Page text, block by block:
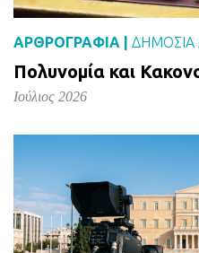
ΑΡΘΡΟΓΡΑΦΙΑ | ΔΗΜΌΣΙΑ
Πολυνομία και
Ιούλιος 2026